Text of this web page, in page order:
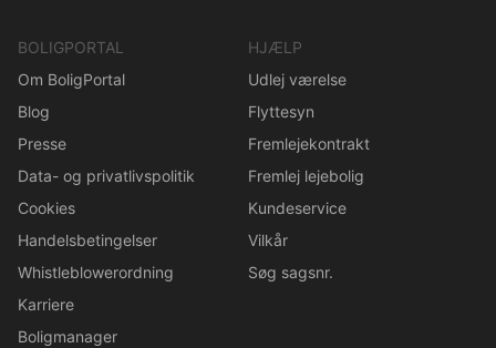
BOLIGPORTAL
Om BoligPortal
Blog
Presse
Data- og privatlivspolitik
Cookies
Handelsbetingelser
Whistleblowerordning
Karriere
Boligmanager
HJÆLP
Udlej værelse
Flyttesyn
Fremlejekontrakt
Fremlej lejebolig
Kundeservice
Vilkår
Søg sagsnr.